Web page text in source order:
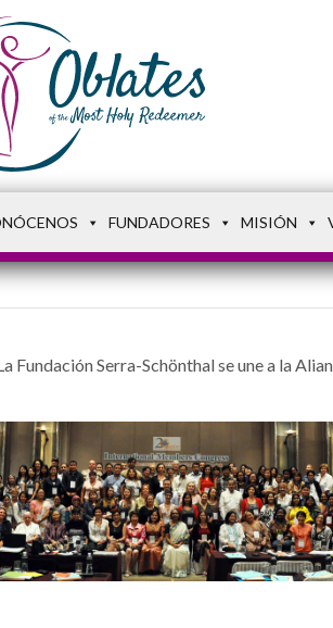
FUNDADORES MISIÓN
Fundación Serra-Schönthal se une a la